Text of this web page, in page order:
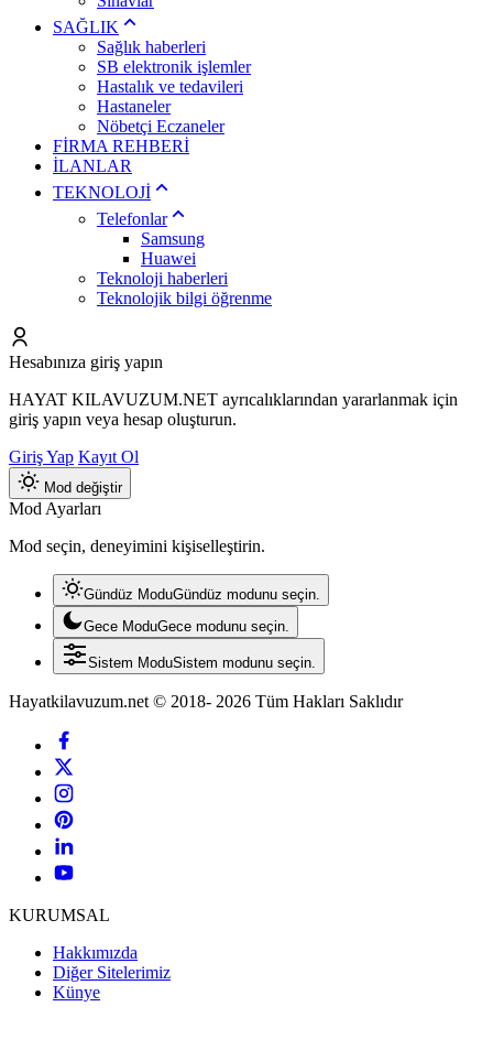
SAĞLIK
Sağlık haberleri
SB elektronik işlemler
Hastalık ve tedavileri
Hastaneler
Nöbetçi Eczaneler
FİRMA REHBERİ
İLANLAR
TEKNOLOJİ
Telefonlar
Samsung
Huawei
Teknoloji haberleri
Teknolojik bilgi öğrenme
Hesabınıza giriş yapın
HAYAT KILAVUZUM.NET ayrıcalıklarından yararlanmak için
giriş yapın veya hesap oluşturun.
Giriş Yap Kayıt Ol
Mod değiştir
Mod Ayarları
Mod seçin, deneyimini kişiselleştirin.
Gündüz ModuGündüz modunu seçin.
Gece ModuGece modunu seçin.
Sistem ModuSistem modunu seçin.
Hayatkilavuzum.net © 2018- 2026 Tüm Hakları Saklıdır
KURUMSAL
Hakkımızda
Diğer Sitelerimiz
Künye